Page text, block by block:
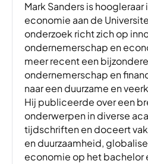
Mark Sanders is
economie aan de
onderzoek richt zich op
ondernemerschap en
meer recent een
ondernemerschap en
naar een duurzame en
Hij publiceerde over een
onderwerpen in diverse
tijdschriften en doceert
en duurzaamheid,
economie op het bachelor